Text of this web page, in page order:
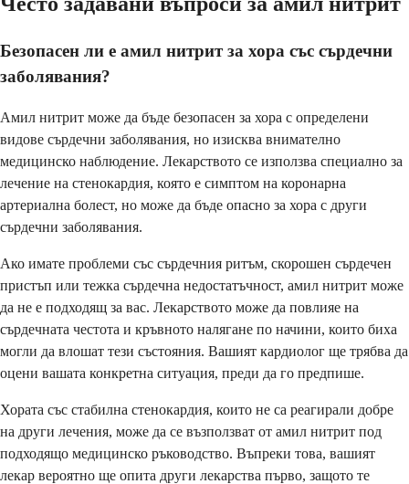
Безопасен ли е амил нитрит за хора със сърдечни
заболявания?
Амил нитрит може да бъде безопасен за хора с определени
видове сърдечни заболявания, но изисква внимателно
медицинско наблюдение. Лекарството се използва специално за
лечение на стенокардия, която е симптом на коронарна
артериална болест, но може да бъде опасно за хора с други
сърдечни заболявания.
Ако имате проблеми със сърдечния ритъм, скорошен сърдечен
пристъп или тежка сърдечна недостатъчност, амил нитрит може
да не е подходящ за вас. Лекарството може да повлияе на
сърдечната честота и кръвното налягане по начини, които биха
могли да влошат тези състояния. Вашият кардиолог ще трябва да
оцени вашата конкретна ситуация, преди да го предпише.
Хората със стабилна стенокардия, които не са реагирали добре
на други лечения, може да се възползват от амил нитрит под
подходящо медицинско ръководство. Въпреки това, вашият
лекар вероятно ще опита други лекарства първо, защото те